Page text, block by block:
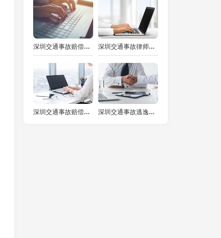
深圳交通事故赔偿律师：事故全责对方不赔偿，维权之路何去何从？ 深圳交通事故律师：对方全责撞车，交通费赔偿这样算
深圳交通事故赔偿律师解读：65岁老人车祸受伤赔偿要点 深圳交通事故逃逸律师解析酒后驾车肇事逃逸的定罪与处罚